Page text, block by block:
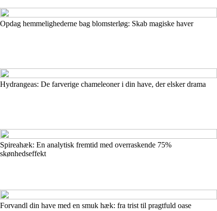
Opdag hemmelighederne bag blomsterløg: Skab magiske haver
Hydrangeas: De farverige chameleoner i din have, der elsker drama
Spireahæk: En analytisk fremtid med overraskende 75%
skønhedseffekt
Forvandl din have med en smuk hæk: fra trist til pragtfuld oase